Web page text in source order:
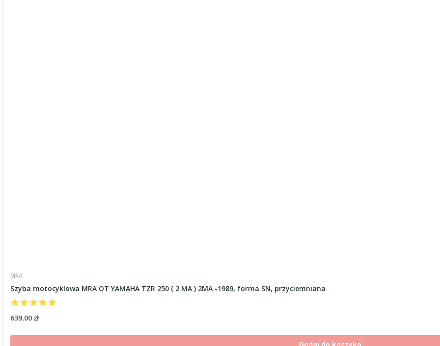
MRA
Szyba motocyklowa MRA OT YAMAHA TZR 250 ( 2 MA ) 2MA -1989, forma SN, przyciemniana
639,00 zł